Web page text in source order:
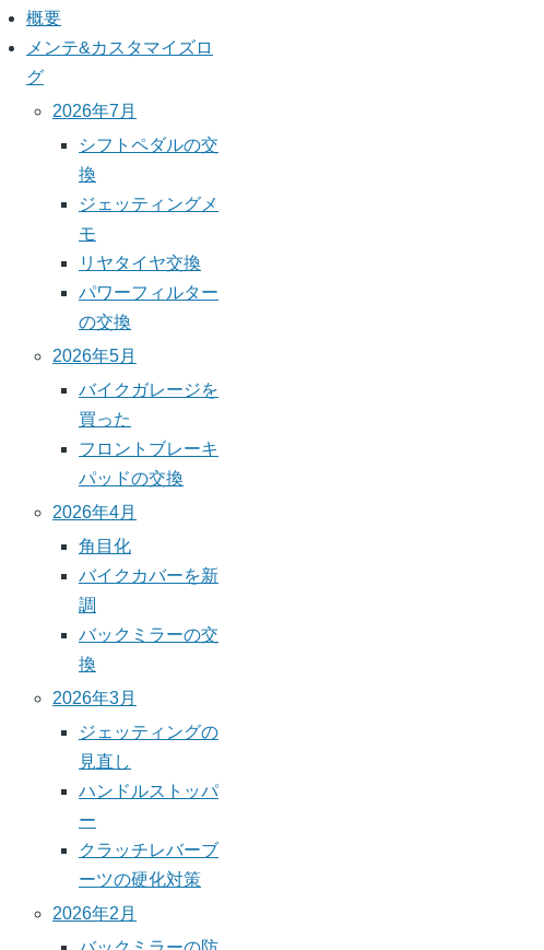
概要
メンテ&カスタマイズロ
グ
2026年7月
シフトペダルの交
換
ジェッティングメ
モ
リヤタイヤ交換
パワーフィルター
の交換
2026年5月
バイクガレージを
買った
フロントブレーキ
パッドの交換
2026年4月
角目化
バイクカバーを新
調
バックミラーの交
換
2026年3月
ジェッティングの
見直し
ハンドルストッパ
ー
クラッチレバーブ
ーツの硬化対策
2026年2月